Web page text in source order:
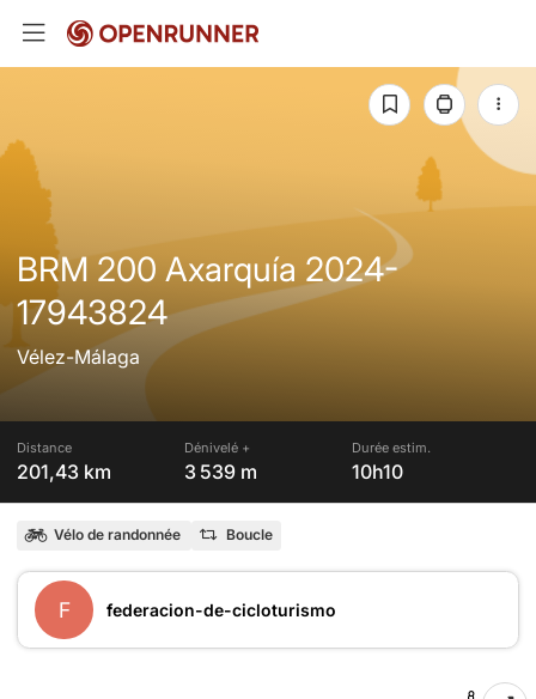
BRM 200 Axarquía 2024-
17943824
Vélez-Málaga
Distance
201,43 km
Dénivelé +
3 539 m
Durée estim.
10h10
Vélo de randonnée Boucle
F federacion-de-cicloturismo